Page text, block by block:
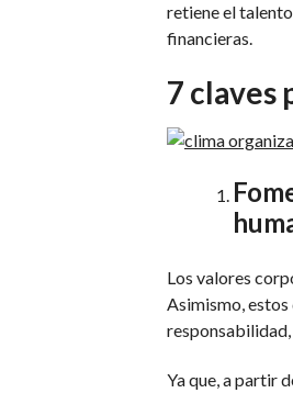
retiene el
financieras.
7 claves
Los valores
Asimismo,
Ya que, a partir